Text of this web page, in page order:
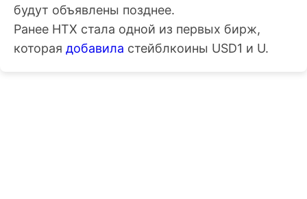
будут объявлены позднее.
Ранее HTX стала одной из первых бирж,
которая добавила стейблкоины USD1 и U.